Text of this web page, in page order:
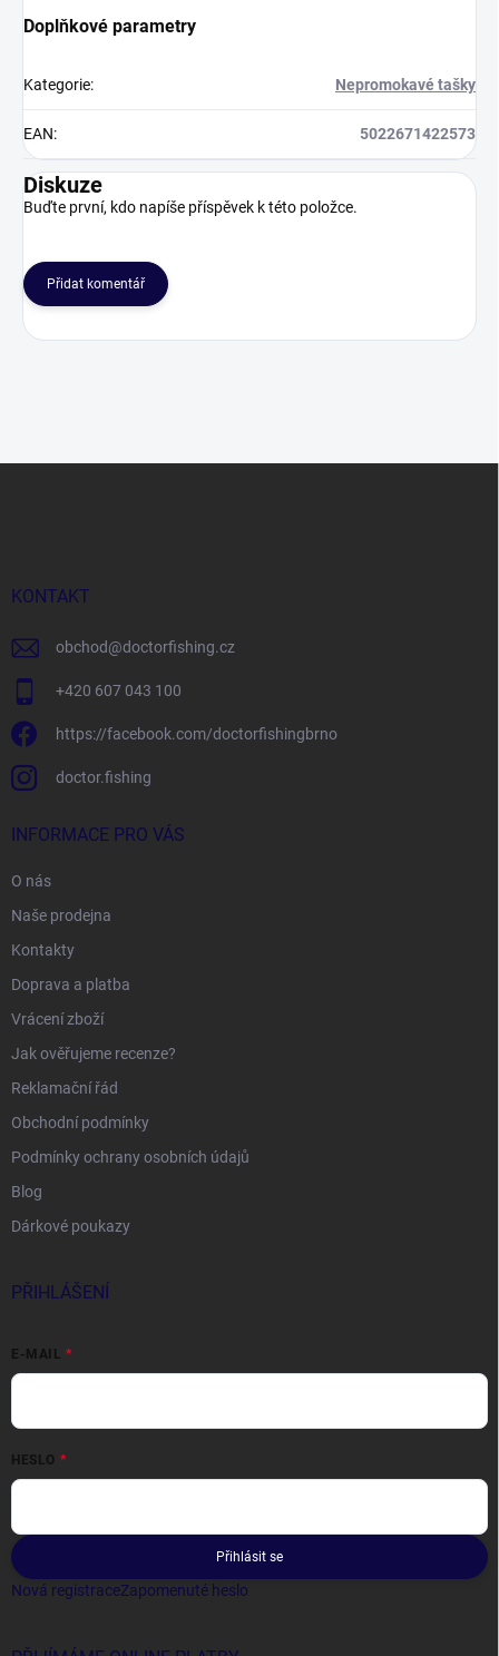
Doplňkové parametry
Kategorie: Nepromokavé tašky
EAN: 5022671422573
Diskuze
Buďte první, kdo napíše příspěvek k této položce.
Přidat komentář
KONTAKT
obchod@doctorfishing.cz
+420 607 043 100
https://facebook.com/doctorfishingbrno
doctor.fishing
INFORMACE PRO VÁS
O nás
Naše prodejna
Kontakty
Doprava a platba
Vrácení zboží
Jak ověřujeme recenze?
Reklamační řád
Obchodní podmínky
Podmínky ochrany osobních údajů
Blog
Dárkové poukazy
PŘIHLÁŠENÍ
E-MAIL
HESLO
Přihlásit se
Nová registraceZapomenuté heslo